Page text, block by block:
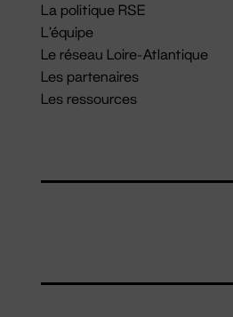
La politique RSE
L'équipe
Le réseau Loire-Atlantique
Les partenaires
Les ressources